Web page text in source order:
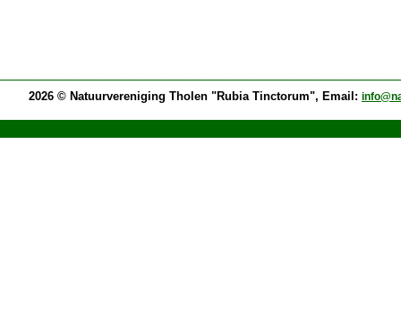
2026 © Natuurvereniging Tholen "Rubia Tinctorum", Email: